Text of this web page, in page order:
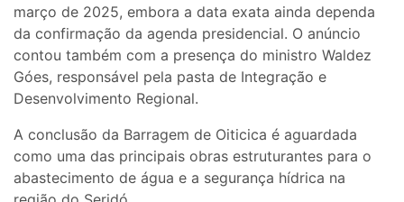
março de 2025, embora a data exata ainda dependa
da confirmação da agenda presidencial. O anúncio
contou também com a presença do ministro Waldez
Góes, responsável pela pasta de Integração e
Desenvolvimento Regional.
A conclusão da Barragem de Oiticica é aguardada
como uma das principais obras estruturantes para o
abastecimento de água e a segurança hídrica na